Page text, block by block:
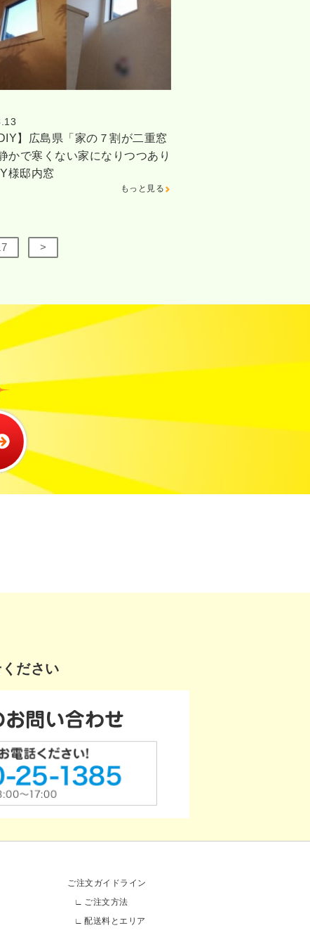
】広島県「家の７割が二重窓
かで寒くない家になりつつあり
様邸内窓
もっと見る
>
ださい
ご注文ガイドライン
ご注文方法
配送料とエリア